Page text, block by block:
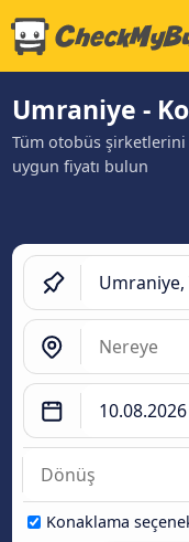
Umraniye -
Tüm otobüs şirketlerini
uygun fiyatı bulun
Konaklama